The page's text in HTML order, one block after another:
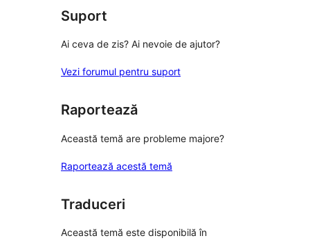
Suport
Ai ceva de zis? Ai nevoie de ajutor?
Vezi forumul pentru suport
Raportează
Această temă are probleme majore?
Raportează acestă temă
Traduceri
Această temă este disponibilă în